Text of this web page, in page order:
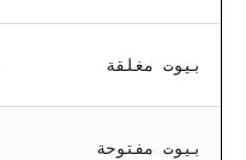
بيوت مغلقة
بيوت مفتوحة